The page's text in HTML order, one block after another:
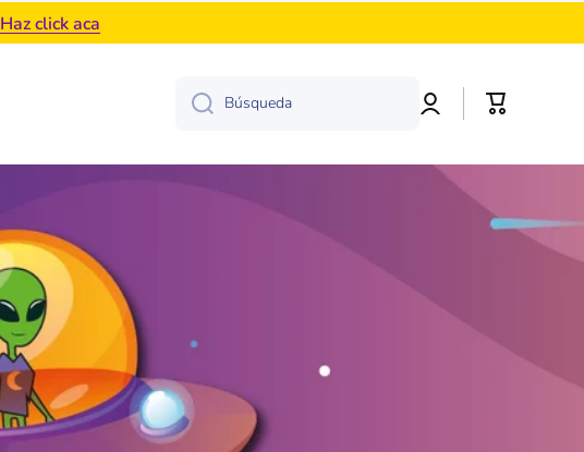
Haz click aca
Búsqueda
Iniciar
sesión
Carrito